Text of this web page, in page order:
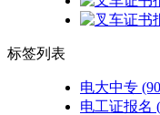
标签列表
电大中专
电工证报名